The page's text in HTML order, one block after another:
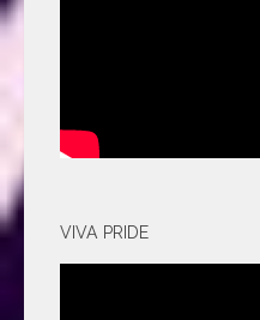
VIVA PRIDE